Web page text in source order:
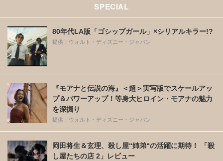
SPECIAL
80年代LA版「ゴシップガール」×シリアルキラー!?
提供：ウォルト・ディズニー・ジャパン
『モアナと伝説の海』＜超＞実写版でスケールアッ
プ＆パワーアップ！等身大ヒロイン・モアナの魅力
を深掘り
提供：ウォルト・ディズニー・ジャパン
岡田将生＆玄理、殺し屋“姉弟“の活躍に期待！ 「殺
し屋たちの店 2」レビュー